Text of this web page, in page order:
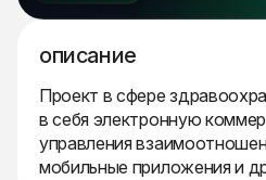
описание
Проект в сфере
в себя электронную
управления
мобильные приложения и